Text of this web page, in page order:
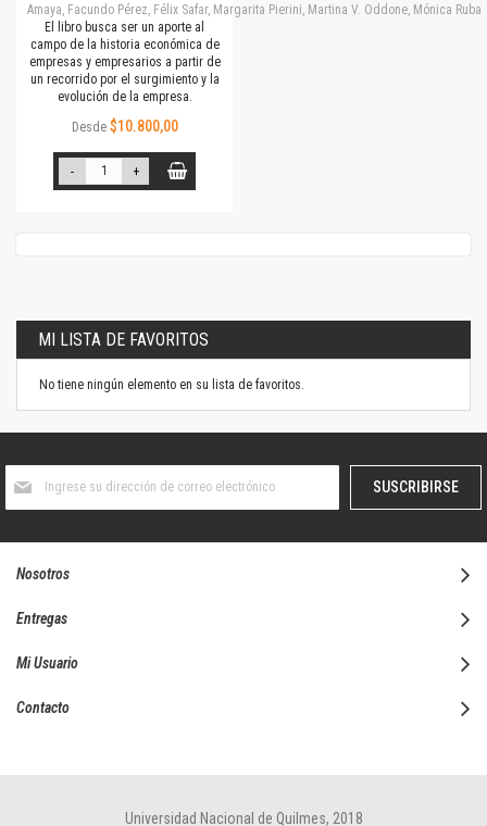
Amaya, Facundo Pérez, Félix Safar, Margarita Pierini, Martina V. Oddone, Mónica
El libro busca ser un aporte al
campo de la historia económica de
empresas y empresarios a partir de
un recorrido por el surgimiento y la
evolución de la empresa.
Desde $10.800,00
- +
MI LISTA DE FAVORITOS
No tiene ningún elemento en su lista de favoritos.
boletín
SUSCRIBIRSE
Nosotros
Entregas
Mi Usuario
Contacto
Universidad Nacional de Quilmes, 2018